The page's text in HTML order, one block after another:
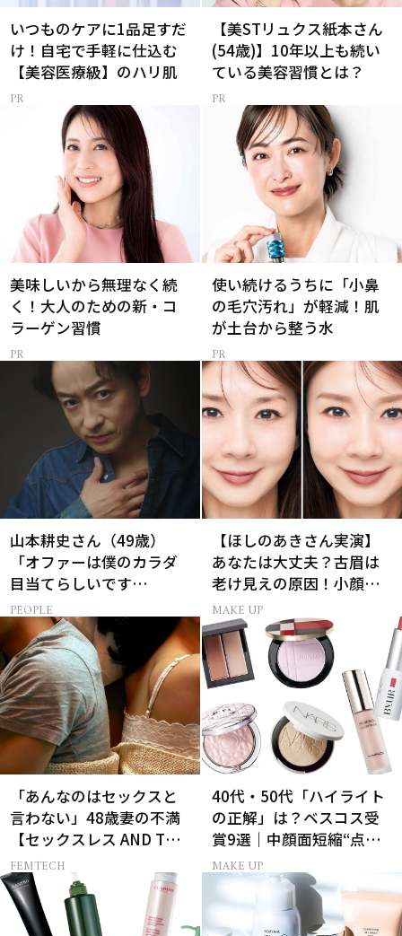
いつものケアに1品足すだ
け！自宅で手軽に仕込む
【美容医療級】のハリ肌
【美STリュクス紙本さん
(54歳)】10年以上も続い
ている美容習慣とは？
美味しいから無理なく続
く！大人のための新・コ
ラーゲン習慣
使い続けるうちに「小鼻
の毛穴汚れ」が軽減！肌
が土台から整う水
山本耕史さん（49歳）
「オファーは僕のカラダ
目当てらしいです
（笑）」全編英語ミュー
ジカルへの挑戦
PEOPLE
【ほしのあきさん実演】
あなたは大丈夫？古眉は
老け見えの原因！小顔と
目元パッチリを叶える美
眉術
MAKE UP
「あんなのはセックスと
言わない」48歳妻の不満
【セックスレス AND THE
CITY -女たちの告白-】
FEMTECH
40代・50代「ハイライト
の正解」は？ベスコス受
賞9選｜中顔面短縮“点置
き”メイク法も
MAKE UP